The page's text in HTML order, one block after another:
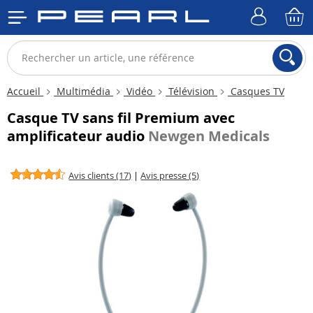
Accueil Multimédia Vidéo Télévision Casques TV
Casque TV sans fil Premium avec
amplificateur audio Newgen Medicals
Avis clients (17) |Avis presse (5)